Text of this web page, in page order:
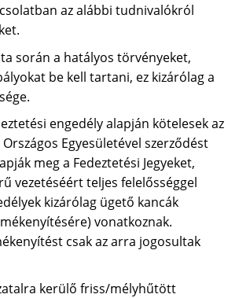
az alábbi tudnivalókról
során a hatályos törvényeket,
be kell tartani, ez kizárólag a
engedély alapján kötelesek az
Egyesületével szerződést
meg a Fedeztetési Jegyeket,
vezetéséért teljes felelősséggel
kizárólag ügető kancák
vonatkoznak.
csak az arra jogosultak
kerülő friss/mélyhűtött